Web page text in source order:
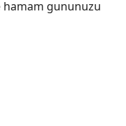
gununuzu